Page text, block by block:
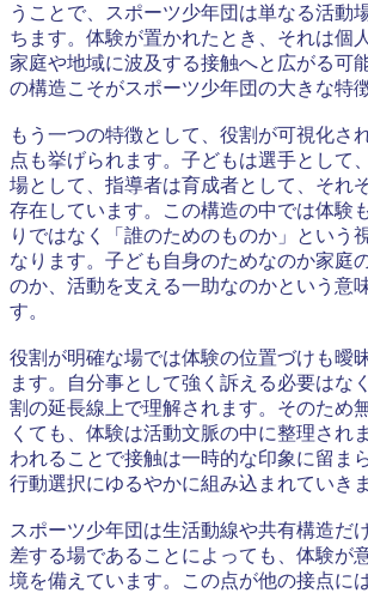
うことで、スポーツ少年団は単なる活動
ちます。体験が置かれたとき、それは個
家庭や地域に波及する接触へと広がる可
の構造こそがスポーツ少年団の大きな特
もう一つの特徴として、役割が可視化さ
点も挙げられます。子どもは選手として
場として、指導者は育成者として、それ
存在しています。この構造の中では体験
りではなく「誰のためのものか」という
なります。子ども自身のためなのか家庭
のか、活動を支える一助なのかという意
す。
役割が明確な場では体験の位置づけも曖
ます。自分事として強く訴える必要はな
割の延長線上で理解されます。そのため
くても、体験は活動文脈の中に整理され
われることで接触は一時的な印象に留ま
行動選択にゆるやかに組み込まれていきま
スポーツ少年団は生活動線や共有構造だ
差する場であることによっても、体験が
境を備えています。この点が他の接点に